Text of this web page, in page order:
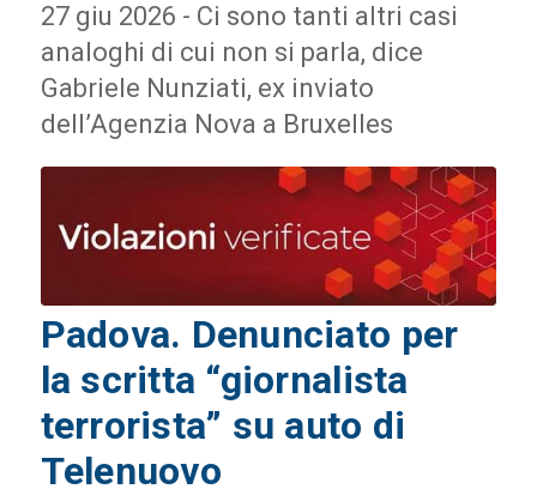
27 giu 2026 - Ci sono tanti altri casi
analoghi di cui non si parla, dice
Gabriele Nunziati, ex inviato
dell’Agenzia Nova a Bruxelles
Padova. Denunciato per
la scritta “giornalista
terrorista” su auto di
Telenuovo